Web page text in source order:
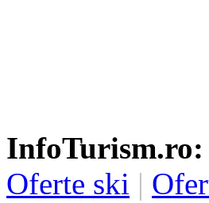
InfoTurism.ro:
Oferte ski |